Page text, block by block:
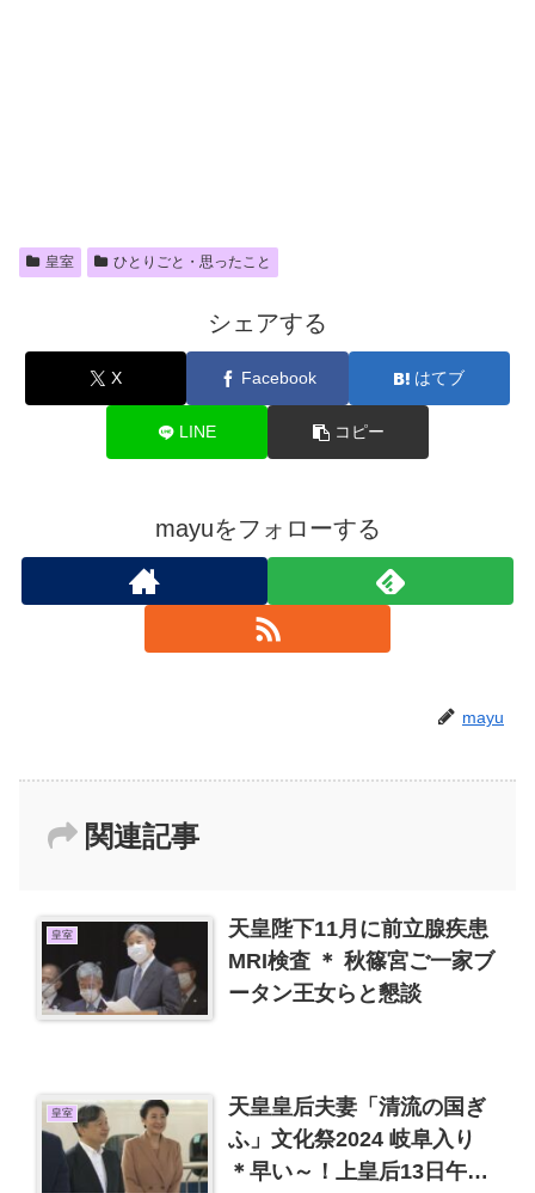
皇室 ひとりごと・思ったこと
シェアする
X Facebook はてブ
LINE コピー
mayuをフォローする
mayu
関連記事
皇室
天皇陛下11月に前立腺疾患
MRI検査 ＊ 秋篠宮ご一家ブ
ータン王女らと懇談
皇室
天皇皇后夫妻「清流の国ぎ
ふ」文化祭2024 岐阜入り
＊早い～！上皇后13日午後